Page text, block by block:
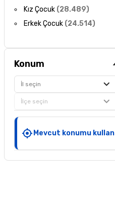
Kız Çocuk (28.489)
Erkek Çocuk (24.514)
Konum
İl seçin
İlçe seçin
Mevcut konumu kullan